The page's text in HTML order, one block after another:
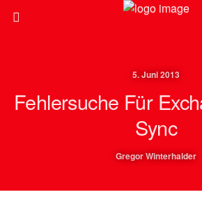
5. Juni 2013
Fehlersuche Für
Sync
Gregor Winterhalder